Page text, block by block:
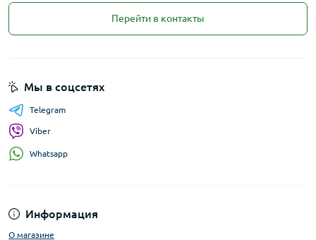
Перейти в контакты
Информация
О магазине
Мы в соцсетях
Telegram
Viber
Whatsapp